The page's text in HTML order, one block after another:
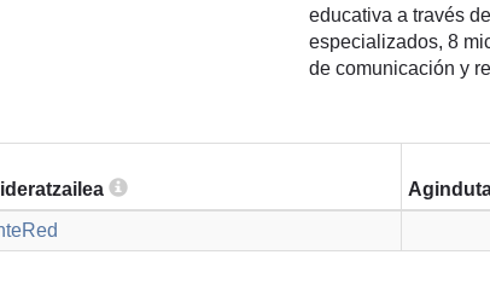
educativa a través
especializados, 8
de comunicación y